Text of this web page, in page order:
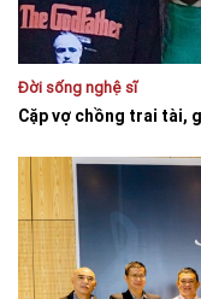
Đời sống nghệ sĩ
Cặp vợ chồng trai tài,